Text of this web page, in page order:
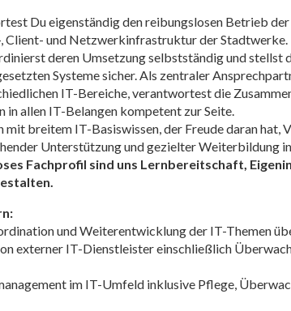
Du eigenständig den reibungslosen Betrieb
Client- und Netzwerkinfrastruktur der
deren Umsetzung selbstständig und
Systeme sicher. Als zentraler
IT-Bereiche, verantwortest die
allen IT-Belangen kompetent zur Seite.
mit breitem IT-Basiswissen, der Freude daran hat,
Unterstützung und gezielter Weiterbildung
Fachprofil sind uns Lernbereitschaft,
und Weiterentwicklung der IT-Themen
externer IT-Dienstleister einschließlich
im IT-Umfeld inklusive Pflege,